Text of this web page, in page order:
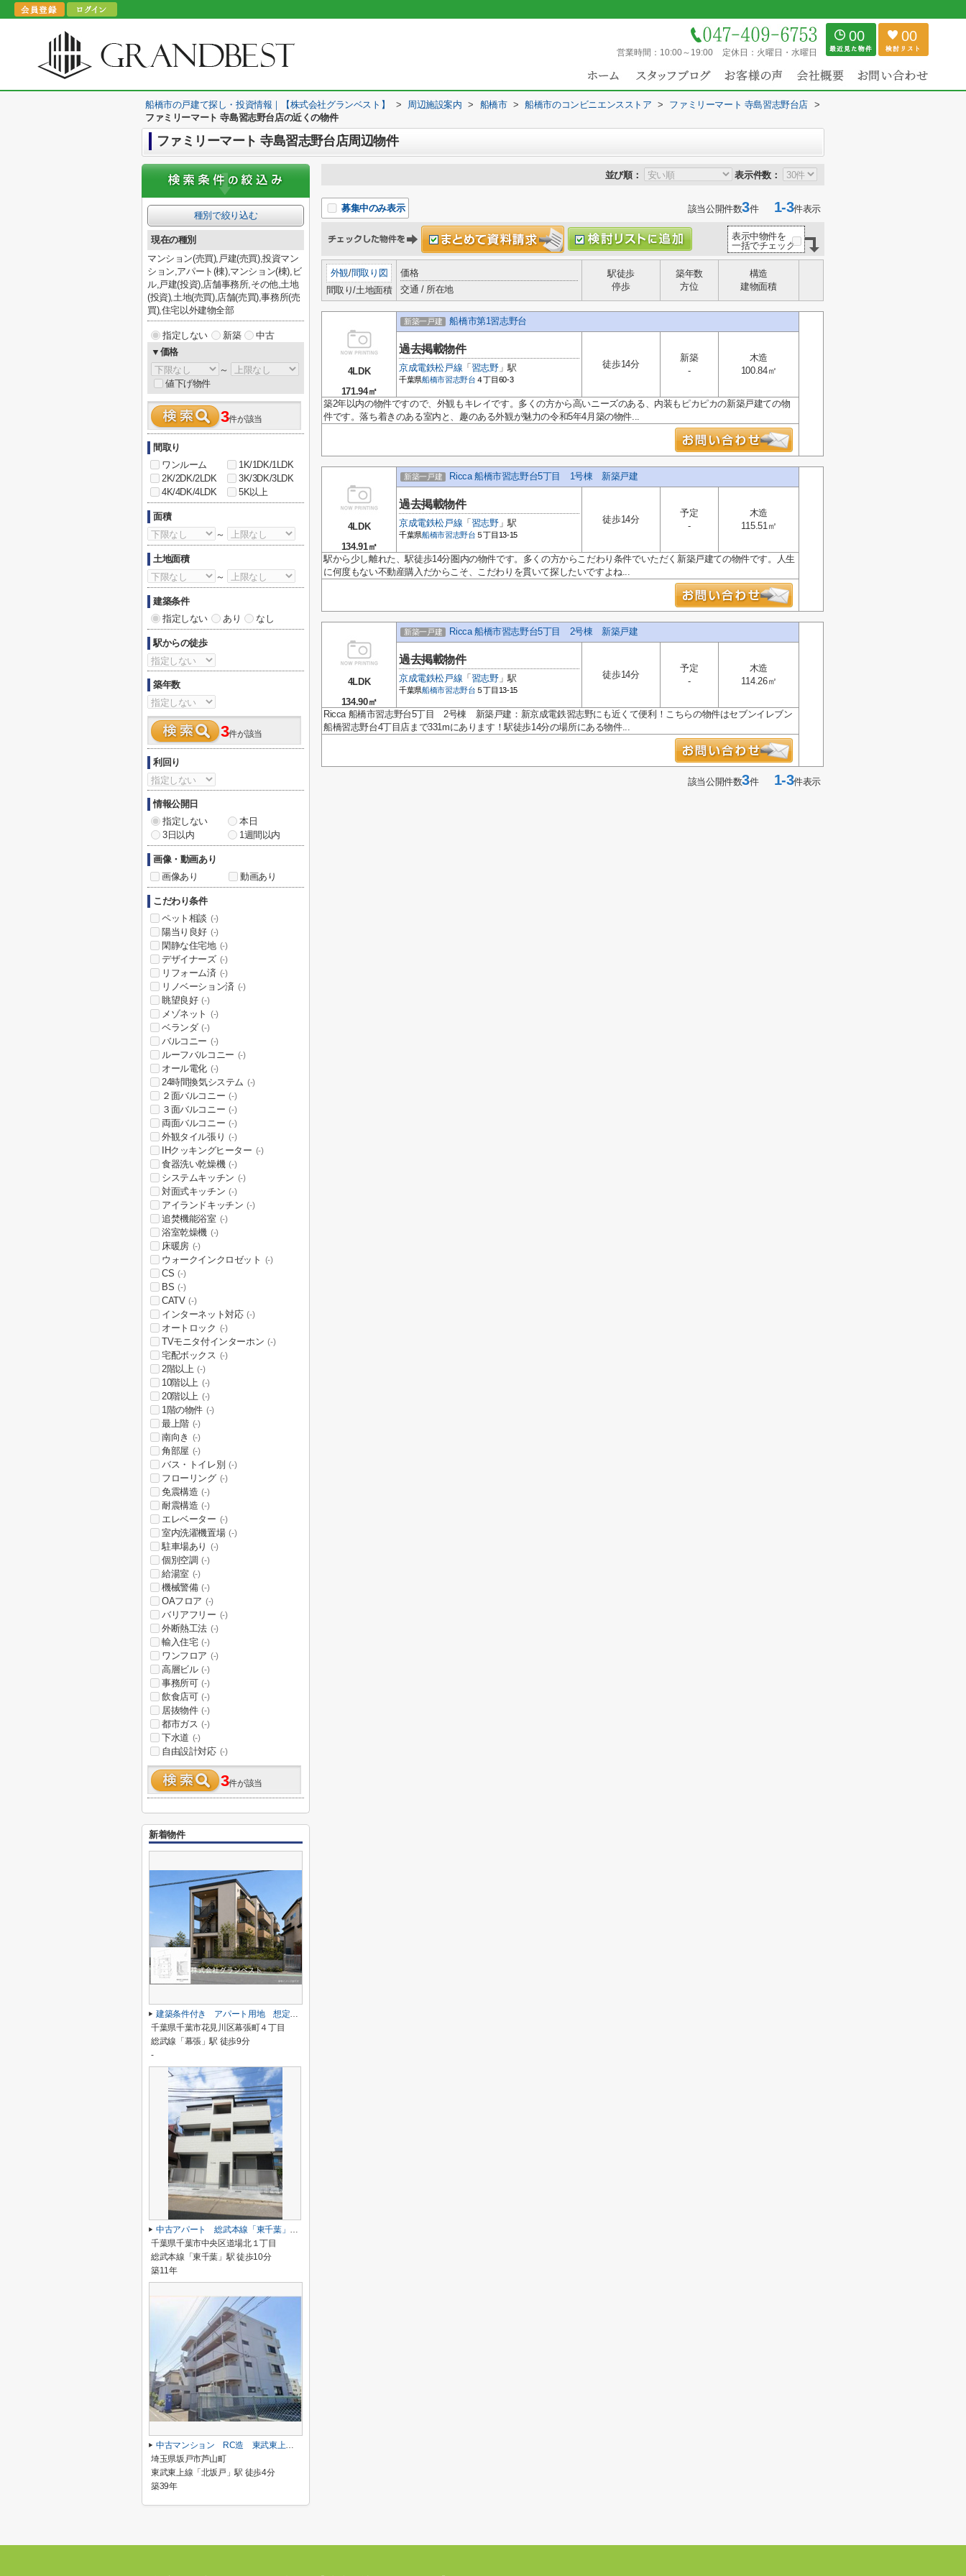
営業時間： 10:00～19:00 定休日： 火曜日・水曜日
00 00
船橋市の戸建て探し・投資情報｜【株式会社グランベスト】 > 周辺施設案内 > 船橋市 > 船橋市のコンビニエンスストア > ファミリーマート 寺島習志野台店 >
ファミリーマート 寺島習志野台店の近くの物件
ファミリーマート 寺島習志野台店周辺物件
並び順： 表示件数：
募集中のみ表示 該当公開件数3件1-3件表示
表示中物件を
一括でチェック
外観/間取り図
間取り/土地面積
価格
交通 / 所在地
駅徒歩
停歩
築年数
方位
構造
建物面積
4LDK
171.94㎡
新築一戸建 船橋市第1習志野台
過去掲載物件
京成電鉄松戸線 「 習志野」駅
千葉県船橋市習志野台 ４丁目60-3
徒歩14分
新築
-
木造
100.84㎡
築2年以内の物件ですので、外観もキレイです。多くの方から高いニーズのある、内装もピカピカの新築戸建ての物
件です。落ち着きのある室内と、趣のある外観が魅力の令和5年4月築の物件...
4LDK
134.91㎡
新築一戸建 Ricca 船橋市習志野台5丁目 1号棟 新築戸建
過去掲載物件
京成電鉄松戸線 「 習志野」駅
千葉県船橋市習志野台 ５丁目13-15
徒歩14分
予定
-
木造
115.51㎡
駅から少し離れた、駅徒歩14分圏内の物件です。多くの方からこだわり条件でいただく新築戸建ての物件です。人生
に何度もない不動産購入だからこそ、こだわりを貫いて探したいですよね...
4LDK
134.90㎡
新築一戸建 Ricca 船橋市習志野台5丁目 2号棟 新築戸建
過去掲載物件
京成電鉄松戸線 「 習志野」駅
千葉県船橋市習志野台 ５丁目13-15
徒歩14分
予定
-
木造
114.26㎡
Ricca 船橋市習志野台5丁目 2号棟 新築戸建：新京成電鉄習志野にも近くて便利！こちらの物件はセブンイレブン
船橋習志野台4丁目店まで331mにあります！駅徒歩14分の場所にある物件...
該当公開件数3件1-3件表示
種別で絞り込む
現在の種別
マンション(売買),戸建(売買),投資マン
ション,アパート(棟),マンション(棟),ビ
ル,戸建(投資),店舗事務所,その他,土地
(投資),土地(売買),店舗(売買),事務所(売
買),住宅以外建物全部
指定しない 新築
中古
▼価格
～
値下げ物件
3件が該当
間取り
ワンルーム
1K/1DK/1LDK
2K/2DK/2LDK
3K/3DK/3LDK
4K/4DK/4LDK
5K以上
面積
～
土地面積
～
建築条件
指定しない
あり なし
駅からの徒歩
築年数
3件が該当
利回り
情報公開日
指定しない
本日
3日以内
1週間以内
画像・動画あり
画像あり
動画あり
こだわり条件
ペット相談 (-)
陽当り良好 (-)
閑静な住宅地 (-)
デザイナーズ (-)
リフォーム済 (-)
リノベーション済 (-)
眺望良好 (-)
メゾネット (-)
ベランダ (-)
バルコニー (-)
ルーフバルコニー (-)
オール電化 (-)
24時間換気システム (-)
２面バルコニー (-)
３面バルコニー (-)
両面バルコニー (-)
外観タイル張り (-)
IHクッキングヒーター (-)
食器洗い乾燥機 (-)
システムキッチン (-)
対面式キッチン (-)
アイランドキッチン (-)
追焚機能浴室 (-)
浴室乾燥機 (-)
床暖房 (-)
ウォークインクロゼット (-)
CS (-)
BS (-)
CATV (-)
インターネット対応 (-)
オートロック (-)
TVモニタ付インターホン (-)
宅配ボックス (-)
2階以上 (-)
10階以上 (-)
20階以上 (-)
1階の物件 (-)
最上階 (-)
南向き (-)
角部屋 (-)
バス・トイレ別 (-)
フローリング (-)
免震構造 (-)
耐震構造 (-)
エレベーター (-)
室内洗濯機置場 (-)
駐車場あり (-)
個別空調 (-)
給湯室 (-)
機械警備 (-)
OAフロア (-)
バリアフリー (-)
外断熱工法 (-)
輸入住宅 (-)
ワンフロア (-)
高層ビル (-)
事務所可 (-)
飲食店可 (-)
居抜物件 (-)
都市ガス (-)
下水道 (-)
自由設計対応 (-)
3件が該当
新着物件
建築条件付き アパート用地 想定利回り6.3％
千葉県千葉市花見川区幕張町４丁目
総武線「幕張」駅 徒歩9分
-
中古アパート 総武本線「東千葉」 徒歩10分 表面6.76％
千葉県千葉市中央区道場北１丁目
総武本線「東千葉」駅 徒歩10分
築11年
中古マンション RC造 東武東上線「北坂戸」駅 徒歩４分
埼玉県坂戸市芦山町
東武東上線「北坂戸」駅 徒歩4分
築39年